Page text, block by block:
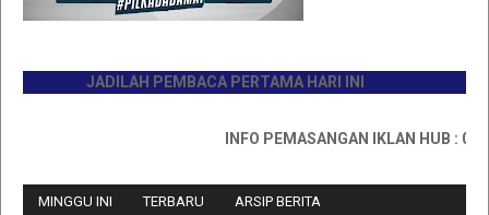
JADILAH PEMBACA PERTAMA HARI INI
INFO PEMASANGAN IKLAN HUB :
MINGGU INI TERBARU ARSIP BERITA